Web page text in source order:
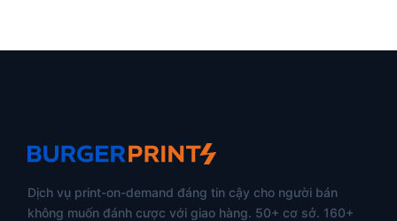
Dịch vụ print-on-demand đáng tin cậy cho người bán
không muốn đánh cược với giao hàng. 50+ cơ sở. 160+